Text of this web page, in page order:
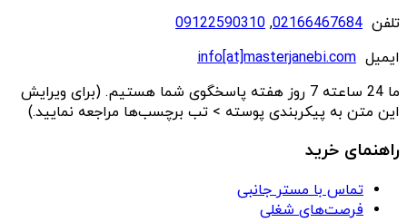
تلفن 02166467684
,
09122590310
ایمیل info[at]masterjanebi.com
ما 24 ساعته 7 روز هفته پاسخگوی شما هستیم. (برای ویرایش
این متن به پیکربندی پوسته > تب برچسب‌ها مراجعه نمایید.)
راهنمای خرید
تماس با مستر جانبی
فرصت‌های شغلی